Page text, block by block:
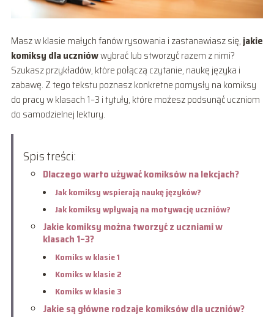
Masz w klasie małych fanów rysowania i zastanawiasz się, jakie
komiksy dla uczniówwybrać lub stworzyć razem z nimi?
Szukasz przykładów, które połączą czytanie, naukę języka i
zabawę. Z tego tekstu poznasz konkretne pomysły na komiksy
do pracy w klasach 1–3 i tytuły, które możesz podsunąć uczniom
do samodzielnej lektury.
Spis treści:
Dlaczego warto używać komiksów na lekcjach?
Jak komiksy wspierają naukę języków?
Jak komiksy wpływają na motywację uczniów?
Jakie komiksy można tworzyć z uczniami w
klasach 1–3?
Komiks w klasie 1
Komiks w klasie 2
Komiks w klasie 3
Jakie są główne rodzaje komiksów dla uczniów?